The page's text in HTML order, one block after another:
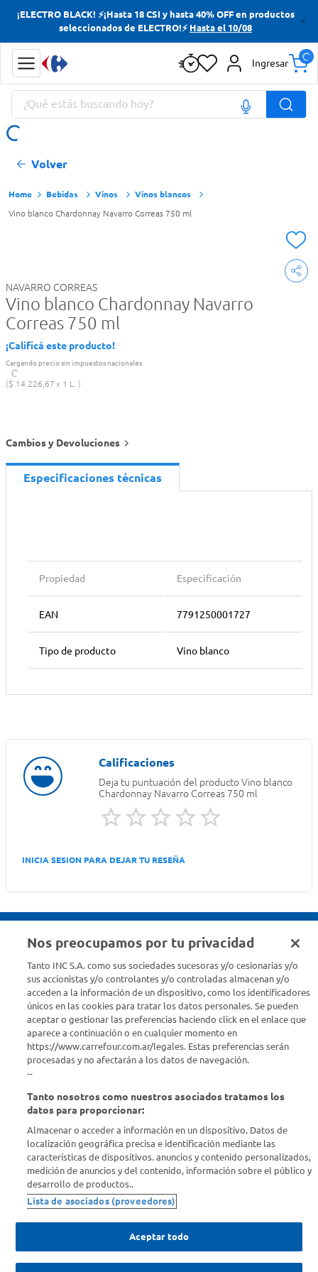
¡ELECTRO BLACK! ⚡¡Hasta 18 CSI y hasta 40% OFF en productos
seleccionados de ELECTRO!⚡ Hasta el 10/08
Ingresar
¿Qué estás buscando hoy?
Volver
Bebidas Vinos Vinos blancos
Vino blanco Chardonnay Navarro Correas 750 ml
NAVARRO CORREAS
Vino blanco Chardonnay Navarro
Correas 750 ml
¡Calificá este producto!
Cargando precio sin impuestos nacionales
$ 14.226,67 1 L.
Cambios y Devoluciones
Especificaciones técnicas
Propiedad Especificación
EAN 7791250001727
Tipo de producto Vino blanco
Deja tu puntuación del producto Vino blanco
Chardonnay Navarro Correas 750 ml
INICIA SESION PARA DEJAR TU RESEÑA
Estamos para ayudarte
¿Tenés una consulta? Comunicate con nosotros acá
Descubrí Carrefour
Conocenos
Info útil
Comprá Online
Nos preocupamos por tu privacidad
Tanto INC S.A. como sus sociedades sucesoras y/o cesionarias y/o
sus accionistas y/o controlantes y/o controladas almacenan y/o
acceden a la información de un dispositivo, como los identificadores
únicos en las cookies para tratar los datos personales. Se pueden
aceptar o gestionar las preferencias haciendo click en el enlace que
aparece a continuación o en cualquier momento en
https://www.carrefour.com.ar/legales. Estas preferencias serán
procesadas y no afectarán a los datos de navegación.
--
Tanto nosotros como nuestros asociados tratamos los
datos para proporcionar:
Almacenar o acceder a información en un dispositivo. Datos de
localización geográfica precisa e identificación mediante las
características de dispositivos. anuncios y contenido personalizados,
medición de anuncios y del contenido, información sobre el público y
desarrollo de productos..
Lista de asociados (proveedores)
Aceptar todo
Términos más buscados
Yerba
Cerveza
Doves
Términos más buscados
Yerba
Cerveza
Doves
Jabon Tocador